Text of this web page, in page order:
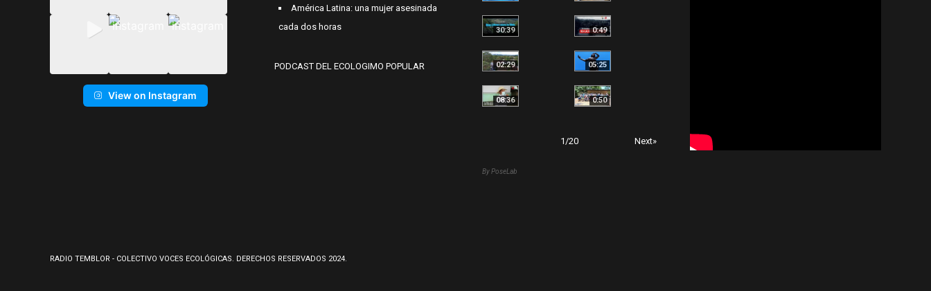
View on Instagram
América Latina: una mujer asesinada
cada dos horas
PODCAST DEL ECOLOGIMO POPULAR
30:39 0:49
02:29 05:25
08:36 0:50
1/20 Next»
By PoseLab
RADIO TEMBLOR - COLECTIVO VOCES ECOLÓGICAS. DERECHOS RESERVADOS 2024.